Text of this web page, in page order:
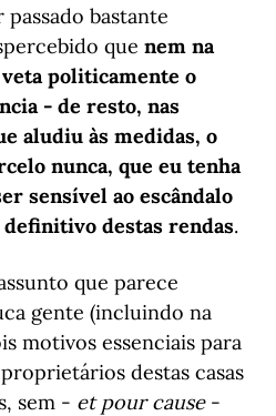
bastante
que nem na
politicamente o
- de resto, nas
aludiu às medidas, o
nunca, que eu tenha
sensível ao escândalo
definitivo destas rendas.
que parece
gente (incluindo na
motivos essenciais para
destas casas
sem - et pour cause-